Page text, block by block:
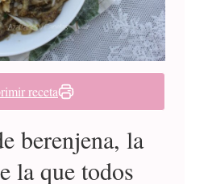
receta
berenjena, la
la que todos